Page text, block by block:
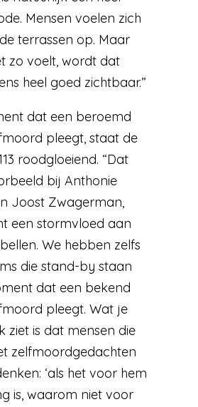
Mensen voelen zich
terrassen op. Maar
zo voelt, wordt dat
heel goed zichtbaar.”
dat een beroemd
pleegt, staat de
roodgloeiend. “Dat
bij Anthonie
Joost Zwagerman,
een stormvloed aan
We hebben zelfs
die stand-by staan
dat een bekend
pleegt. Wat je
ziet is dat mensen die
zelfmoordgedachten
‘als het voor hem
is, waarom niet voor